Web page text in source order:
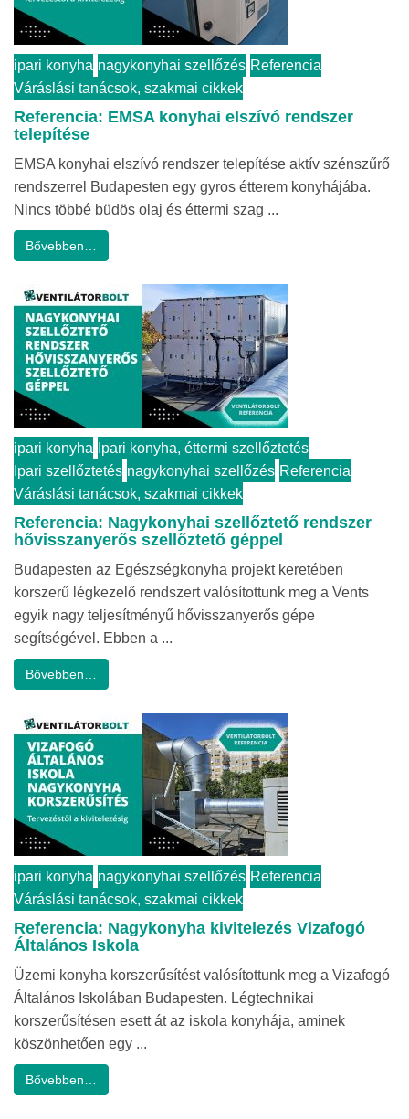
ipari konyha nagykonyhai szellőzés Referencia
Váráslási tanácsok, szakmai cikkek
Referencia: EMSA konyhai elszívó rendszer
telepítése
EMSA konyhai elszívó rendszer telepítése aktív szénszűrő
rendszerrel Budapesten egy gyros étterem konyhájába.
Nincs többé büdös olaj és éttermi szag ...
Bővebben…
ipari konyha
Ipari konyha, éttermi szellőztetés
Ipari szellőztetés nagykonyhai szellőzés Referencia
Váráslási tanácsok, szakmai cikkek
Referencia: Nagykonyhai szellőztető rendszer
hővisszanyerős szellőztető géppel
Budapesten az Egészségkonyha projekt keretében
korszerű légkezelő rendszert valósítottunk meg a Vents
egyik nagy teljesítményű hővisszanyerős gépe
segítségével. Ebben a ...
Bővebben…
ipari konyha nagykonyhai szellőzés Referencia
Váráslási tanácsok, szakmai cikkek
Referencia: Nagykonyha kivitelezés Vizafogó
Általános Iskola
Üzemi konyha korszerűsítést valósítottunk meg a Vizafogó
Általános Iskolában Budapesten. Légtechnikai
korszerűsítésen esett át az iskola konyhája, aminek
köszönhetően egy ...
Bővebben…